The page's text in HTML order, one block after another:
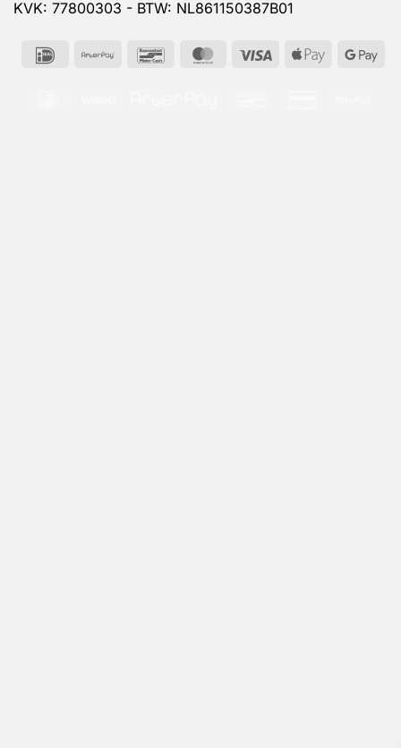
KVK: 77800303 - BTW: NL861150387B01
IDeal AfterPay BancontactMasterCard
Visa
Apple